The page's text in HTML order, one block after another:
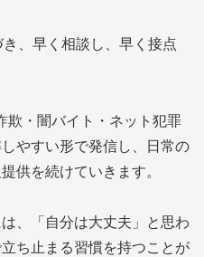
、早く相談し、早く接点
欺・闇バイト・ネット犯罪
やすい形で発信し、日常の
供を続けていきます。
、「自分は大丈夫」と思わ
ち止まる習慣を持つことが